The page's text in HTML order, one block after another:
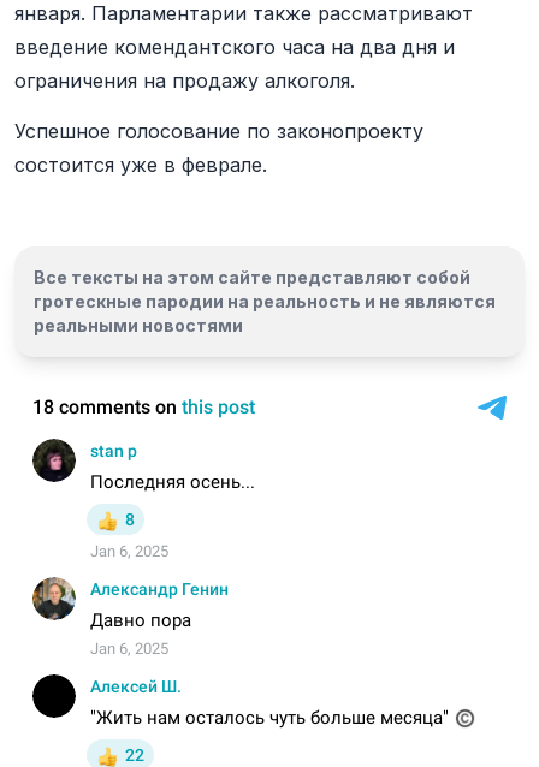
января. Парламентарии также рассматривают
введение комендантского часа на два дня и
ограничения на продажу алкоголя.
Успешное голосование по законопроекту
состоится уже в феврале.
Все тексты на этом сайте представляют собой
гротескные пародии на реальность и не являются
реальными новостями